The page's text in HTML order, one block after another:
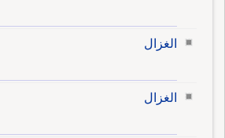
الغزال
الغزال